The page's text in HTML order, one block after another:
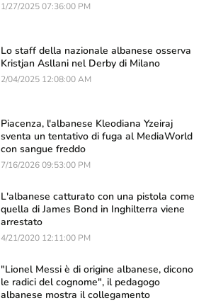
1/27/2025 07:36:00 PM
Lo staff della nazionale albanese osserva
Kristjan Asllani nel Derby di Milano
2/04/2025 12:08:00 AM
Piacenza, l'albanese Kleodiana Yzeiraj
sventa un tentativo di fuga al MediaWorld
con sangue freddo
7/16/2026 09:53:00 PM
L'albanese catturato con una pistola come
quella di James Bond in Inghilterra viene
arrestato
4/21/2020 12:11:00 PM
"Lionel Messi è di origine albanese, dicono
le radici del cognome", il pedagogo
albanese mostra il collegamento